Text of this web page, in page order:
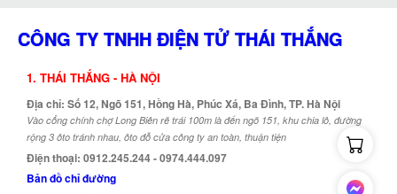
CÔNG TY TNHH ĐIỆN TỬ THÁI THẮNG
1. THÁI THẮNG - HÀ NỘI
Địa chỉ: Số 12, Ngõ 151, Hồng Hà, Phúc Xá, Ba Đình, TP. Hà Nội
Vào cổng chính chợ Long Biên rẽ trái 100m là đến ngõ 151, khu chia lô, đường
rộng 3 ôto tránh nhau, ôto đỗ cửa công ty an toàn, thuận tiện
Điện thoại: 0912.245.244 - 0974.444.097
Bản đồ chỉ đường